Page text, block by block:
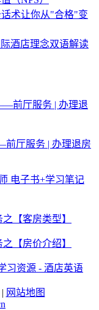
术让你从"合格"变
酒店理念双语解读
前厅服务 | 办理退
厅服务 | 办理退房
电子书+学习笔记
【客房类型】
【房价介绍】
习资源 - 酒店英语
| 网站地图